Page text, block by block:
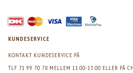
KUNDESERVICE
KONTAKT KUNDESERVICE PÅ
TLF 71 99 70 78 MELLEM 11.00-13.00 ELLER PÅ